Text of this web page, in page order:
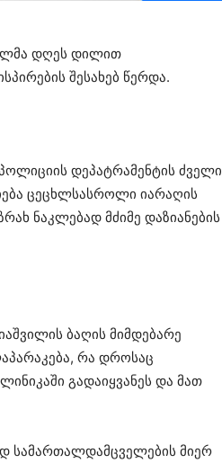
დღეს დილით
შესახებ წერდა.
დეპატრამენტის ძველი
ცეცხლსასროლი იარაღის
ნაკლებად მძიმე დაზიანების
ბაღის მიმდებარე
რა დროსაც
გადაიყვანეს და მათ
სამართალდამცველების მიერ